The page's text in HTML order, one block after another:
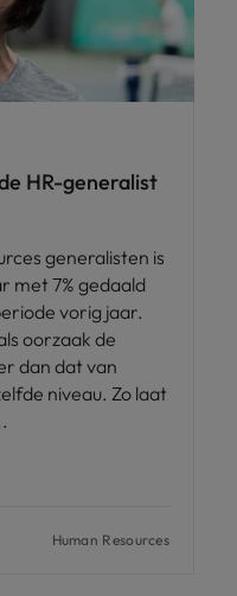
HR-generalist
generalisten is
met 7% gedaald
vorig jaar.
oorzaak de
dan dat van
niveau. Zo laat
Human Resources